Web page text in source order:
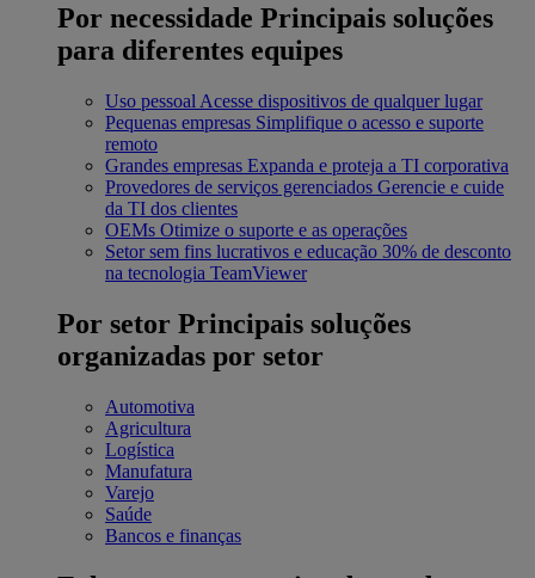
Por necessidade Principais soluções
para diferentes equipes
Uso pessoal Acesse dispositivos de qualquer lugar
Pequenas empresas Simplifique o acesso e suporte
remoto
Grandes empresas Expanda e proteja a TI corporativa
Provedores de serviços gerenciados Gerencie e cuide
da TI dos clientes
OEMs Otimize o suporte e as operações
Setor sem fins lucrativos e educação 30% de desconto
na tecnologia TeamViewer
Por setor Principais soluções
organizadas por setor
Automotiva
Agricultura
Logística
Manufatura
Varejo
Saúde
Bancos e finanças